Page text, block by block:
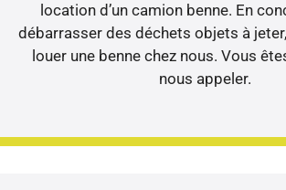
location d’un camion benne. En
débarrasser des déchets objets à
louer une benne chez nous. Vous
nous appeler.